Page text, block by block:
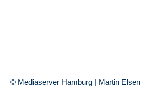
© Mediaserver Hamburg | Martin Elsen